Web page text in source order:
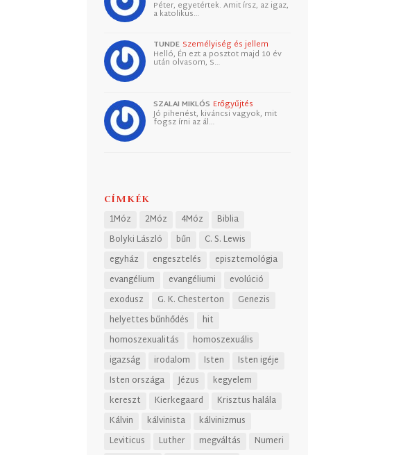
Péter, egyetértek. Amit írsz, az igaz,
a katolikus…
TUNDE Személyiség és jellem
Helló, Én ezt a posztot majd 10 év
után olvasom, S…
SZALAI MIKLÓS Erőgyűjtés
Jó pihenést, kiváncsi vagyok, mit
fogsz írni az ál…
CÍMKÉK
1Móz 2Móz 4Móz
Biblia
Bolyki László
bűn
C. S. Lewis
egyház
engesztelés
episztemológia
evangélium
evangéliumi
evolúció
exodusz
G. K. Chesterton
Genezis
helyettes bűnhődés
hit
homoszexualitás
homoszexuális
igazság
irodalom Isten
Isten igéje
Isten országa
Jézus
kegyelem
kereszt
Kierkegaard
Krisztus halála
Kálvin
kálvinista
kálvinizmus
Leviticus
Luther megváltás
Numeri